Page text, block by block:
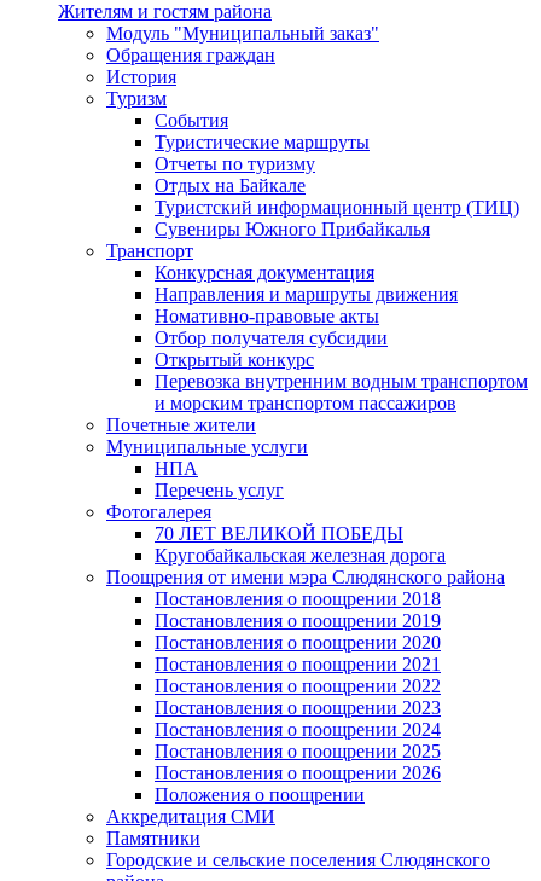
Жителям и гостям района
Модуль "Муниципальный заказ"
Обращения граждан
История
Туризм
События
Туристические маршруты
Отчеты по туризму
Отдых на Байкале
Туристский информационный центр (ТИЦ)
Сувениры Южного Прибайкалья
Транспорт
Конкурсная документация
Направления и маршруты движения
Номативно-правовые акты
Отбор получателя субсидии
Открытый конкурс
Перевозка внутренним водным транспортом
и морским транспортом пассажиров
Почетные жители
Муниципальные услуги
НПА
Перечень услуг
Фотогалерея
70 ЛЕТ ВЕЛИКОЙ ПОБЕДЫ
Кругобайкальская железная дорога
Поощрения от имени мэра Слюдянского района
Постановления о поощрении 2018
Постановления о поощрении 2019
Постановления о поощрении 2020
Постановления о поощрении 2021
Постановления о поощрении 2022
Постановления о поощрении 2023
Постановления о поощрении 2024
Постановления о поощрении 2025
Постановления о поощрении 2026
Положения о поощрении
Аккредитация СМИ
Памятники
Городские и сельские поселения Слюдянского